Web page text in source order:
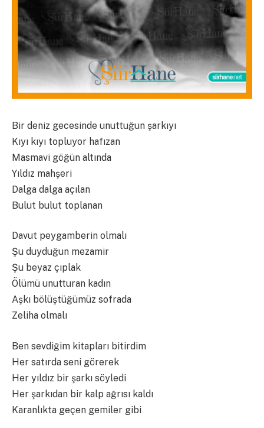
Bir deniz gecesinde unuttuğun şarkıyı
Kıyı kıyı topluyor hafızan
Masmavi göğün altında
Yıldız mahşeri
Dalga dalga açılan
Bulut bulut toplanan
Davut peygamberin olmalı
Şu duyduğun mezamir
Şu beyaz çıplak
Ölümü unutturan kadın
Aşkı bölüştüğümüz sofrada
Zeliha olmalı
Ben sevdiğim kitapları bitirdim
Her satırda seni görerek
Her yıldız bir şarkı söyledi
Her şarkıdan bir kalp ağrısı kaldı
Karanlıkta geçen gemiler gibi